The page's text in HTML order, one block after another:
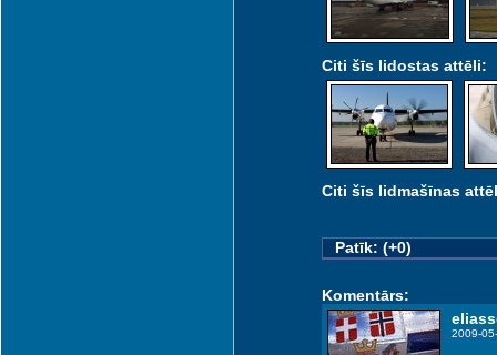
Citi šīs lidostas attēli:
Citi šīs lidmašīnas
Patīk: (+0)
Komentārs:
2009-